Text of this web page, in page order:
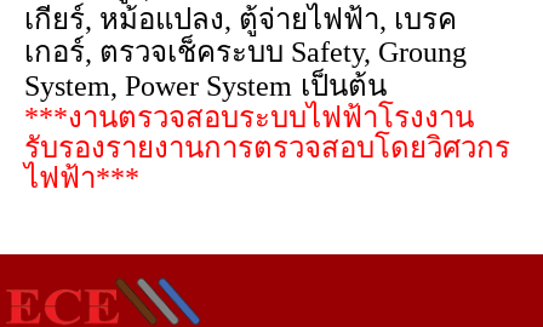
เกียร์, หม้อแปลง, ตู้จ่ายไฟฟ้า, เบรค
เกอร์, ตรวจเช็คระบบ Safety, Groung
System, Power System เป็นต้น
***งานตรวจสอบระบบไฟฟ้าโรงงาน
รับรองรายงานการตรวจสอบโดยวิศวกร
ไฟฟ้า***